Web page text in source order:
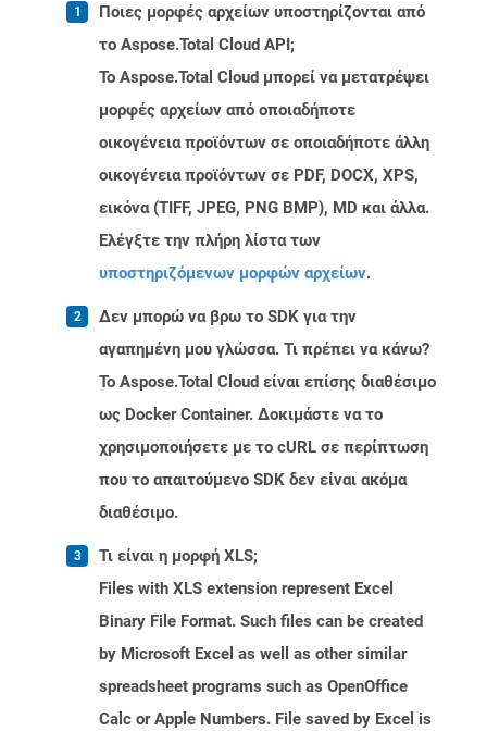
Ποιες μορφές αρχείων υποστηρίζονται από
το Aspose.Total Cloud API;
Το Aspose.Total Cloud μπορεί να μετατρέψει
μορφές αρχείων από οποιαδήποτε
οικογένεια προϊόντων σε οποιαδήποτε άλλη
οικογένεια προϊόντων σε PDF, DOCX, XPS,
εικόνα (TIFF, JPEG, PNG BMP), MD και άλλα.
Ελέγξτε την πλήρη λίστα των
υποστηριζόμενων μορφών αρχείων.
Δεν μπορώ να βρω το SDK για την
αγαπημένη μου γλώσσα. Τι πρέπει να κάνω?
Το Aspose.Total Cloud είναι επίσης διαθέσιμο
ως Docker Container. Δοκιμάστε να το
χρησιμοποιήσετε με το cURL σε περίπτωση
που το απαιτούμενο SDK δεν είναι ακόμα
διαθέσιμο.
Τι είναι η μορφή XLS;
Files with XLS extension represent Excel
Binary File Format. Such files can be created
by Microsoft Excel as well as other similar
spreadsheet programs such as OpenOffice
Calc or Apple Numbers. File saved by Excel is